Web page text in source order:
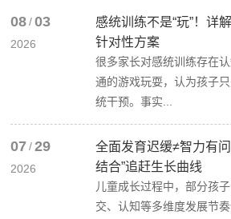
08 / 03
2026
感统训练不是“玩”！详
针对性方案
很多家长对感统训练存在
通的游戏玩耍，认为孩子
统干预。事实...
07 / 29
2026
全面发育迟缓≠智力有
结合”追赶生长曲线
儿童成长过程中，部分孩
交、认知等多维度发展节